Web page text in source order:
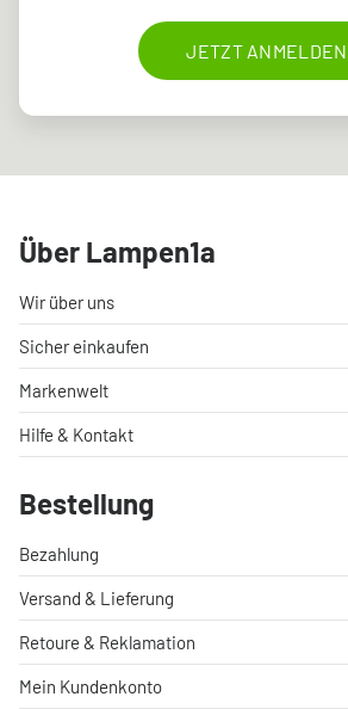
JETZT ANMELDEN
Über Lampen1a
Wir über uns
Sicher einkaufen
Markenwelt
Hilfe & Kontakt
Bestellung
Bezahlung
Versand & Lieferung
Retoure & Reklamation
Mein Kundenkonto